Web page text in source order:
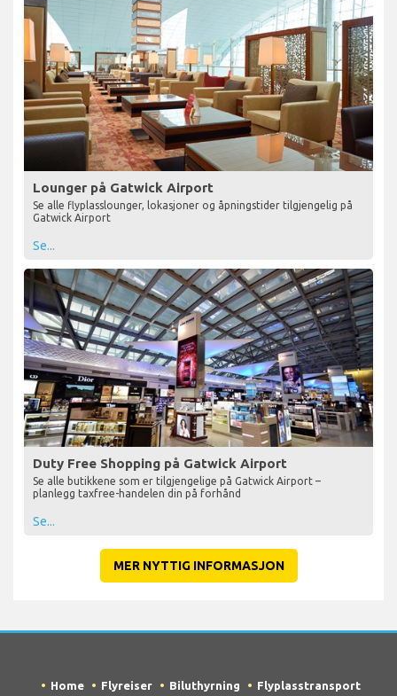
Lounger på Gatwick Airport
Se alle flyplasslounger, lokasjoner og åpningstider tilgjengelig på
Gatwick Airport
Se...
Duty Free Shopping på Gatwick Airport
Se alle butikkene som er tilgjengelige på Gatwick Airport –
planlegg taxfree-handelen din på forhånd
Se...
MER NYTTIG INFORMASJON
Home Flyreiser Biluthyrning
Flyplasstransport